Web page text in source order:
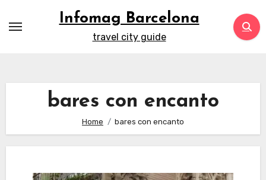
Infomag Barcelona
travel city guide
bares con encanto
Home bares con encanto